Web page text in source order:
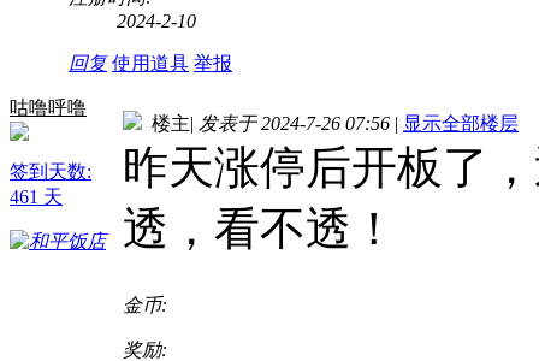
2024-2-10
回复 使用道具 举报
咕噜呼噜
签到天数:
461 天
楼主| 发表于 2024-7-26 07:56 | 显示全部楼层
昨天涨停后开板了
透，看不透！
金币:
奖励: